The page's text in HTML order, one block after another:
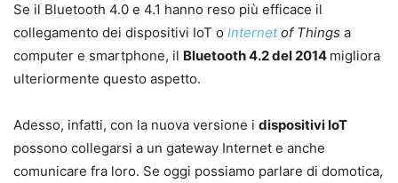
Se il Bluetooth 4.0 e 4.1 hanno reso più efficace il
collegamento dei dispositivi IoT o Internetof Things a
computer e smartphone, il Bluetooth 4.2 del 2014 migliora
ulteriormente questo aspetto.
Adesso, infatti, con la nuova versione i dispositivi IoT
possono collegarsi a un gateway Internet e anche
comunicare fra loro. Se oggi possiamo parlare di domotica,